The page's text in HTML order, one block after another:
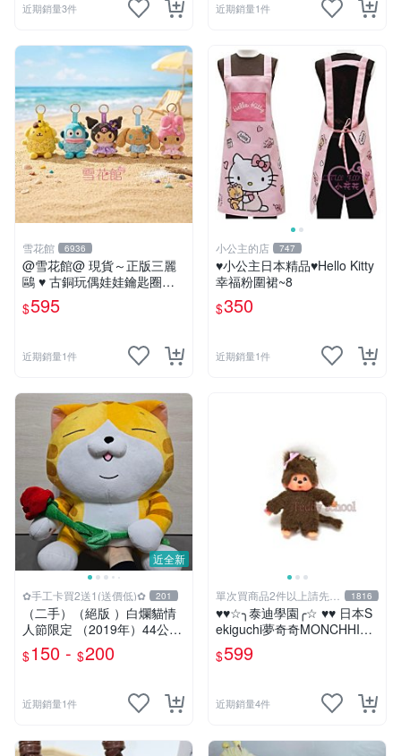
近期銷量3件 近期銷量1件
雪花館 6936
@雪花館@ 現貨～正版三麗
鷗 ♥ 古銅玩偶娃娃鑰匙圈掛
飾
$595
近期銷量1件
小公主的店 747
♥小公主日本精品♥Hello Kitty
幸福粉圍裙~8
$350
近期銷量1件
近全新
✿手工卡買2送1(送價低)✿ 201
（二手）（絕版 ）白爛貓情
人節限定 （2019年）44公分
大娃＆雞腿爛
$150 - $200
近期銷量1件
單次買商品2件以上請先詢
問運費
1816
♥♥☆╮泰迪學園╭☆ ♥♥ 日本S
ekiguchi夢奇奇MONCHHICH
I【mini女孩】吊飾(另售男孩)
$599
近期銷量4件